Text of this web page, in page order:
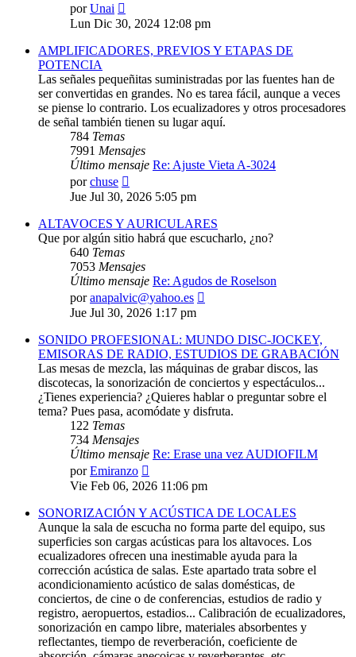
porUnai
último
mensaje
Lun Dic 30, 2024 12:08 pm
AMPLIFICADORES, PREVIOS Y ETAPAS DE
POTENCIA
Las señales pequeñitas suministradas por las fuentes han de
ser convertidas en grandes. No es tarea fácil, aunque a veces
se piense lo contrario. Los ecualizadores y otros procesadores
de señal también tienen su lugar aquí.
784 Temas
7991 Mensajes
Último mensaje Re: Ajuste Vieta A-3024
porchuse
último
Jue Jul 30, 2026 5:05 pm
ALTAVOCES Y AURICULARES
Que por algún sitio habrá que escucharlo, ¿no?
640 Temas
7053 Mensajes
Último mensaje Re: Agudos de Roselson
poranapalvic@yahoo.es
Jue Jul 30, 2026 1:17 pm
SONIDO PROFESIONAL: MUNDO DISC-JOCKEY,
EMISORAS DE RADIO, ESTUDIOS DE GRABACIÓN
Las mesas de mezcla, las máquinas de grabar discos, las
discotecas, la sonorización de conciertos y espectáculos...
¿Tienes experiencia? ¿Quieres hablar o preguntar sobre el
tema? Pues pasa, acomódate y disfruta.
122 Temas
734 Mensajes
Último mensaje Re: Erase una vez AUDIOFILM
porEmiranzo
último
Vie Feb 06, 2026 11:06 pm
SONORIZACIÓN Y ACÚSTICA DE LOCALES
Aunque la sala de escucha no forma parte del equipo, sus
superficies son cargas acústicas para los altavoces. Los
ecualizadores ofrecen una inestimable ayuda para la
corrección acústica de salas. Este apartado trata sobre el
acondicionamiento acústico de salas domésticas, de
conciertos, de cine o de conferencias, estudios de radio y
registro, aeropuertos, estadios... Calibración de ecualizadores,
sonorización en campo libre, materiales absorbentes y
reflectantes, tiempo de reverberación, coeficiente de